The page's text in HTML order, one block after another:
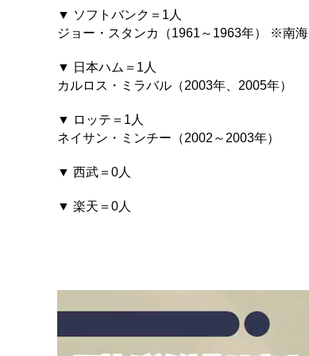
▼ ソフトバンク＝1人
ジョー・スタンカ（1961～1963年） ※南海
▼ 日本ハム＝1人
カルロス・ミラバル（2003年、2005年）
▼ ロッテ＝1人
ネイサン・ミンチー（2002～2003年）
▼ 西武＝0人
▼ 楽天＝0人